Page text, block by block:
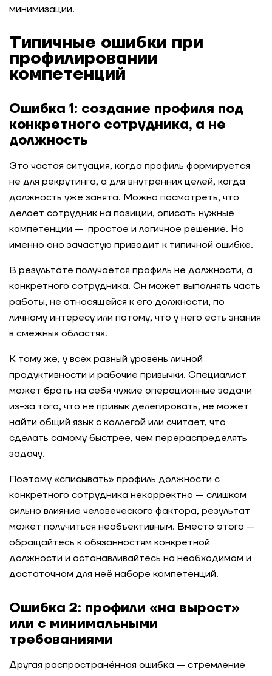
минимизации.
Типичные ошибки при
профилировании
компетенций
Ошибка 1: создание профиля под
конкретного сотрудника, а не
должность
Это частая ситуация, когда профиль формируется
не для рекрутинга, а для внутренних целей, когда
должность уже занята. Можно посмотреть, что
делает сотрудник на позиции, описать нужные
компетенции — простое и логичное решение. Но
именно оно зачастую приводит к типичной ошибке.
В результате получается профиль не должности, а
конкретного сотрудника. Он может выполнять часть
работы, не относящейся к его должности, по
личному интересу или потому, что у него есть знания
в смежных областях.
К тому же, у всех разный уровень личной
продуктивности и рабочие привычки. Специалист
может брать на себя чужие операционные задачи
из-за того, что не привык делегировать, не может
найти общий язык с коллегой или считает, что
сделать самому быстрее, чем перераспределять
задачу.
Поэтому «списывать» профиль должности с
конкретного сотрудника некорректно — слишком
сильно влияние человеческого фактора, результат
может получиться необъективным. Вместо этого —
обращайтесь к обязанностям конкретной
должности и останавливайтесь на необходимом и
достаточном для неё наборе компетенций.
Ошибка 2: профили «на вырост»
или с минимальными
требованиями
Другая распространённая ошибка — стремление